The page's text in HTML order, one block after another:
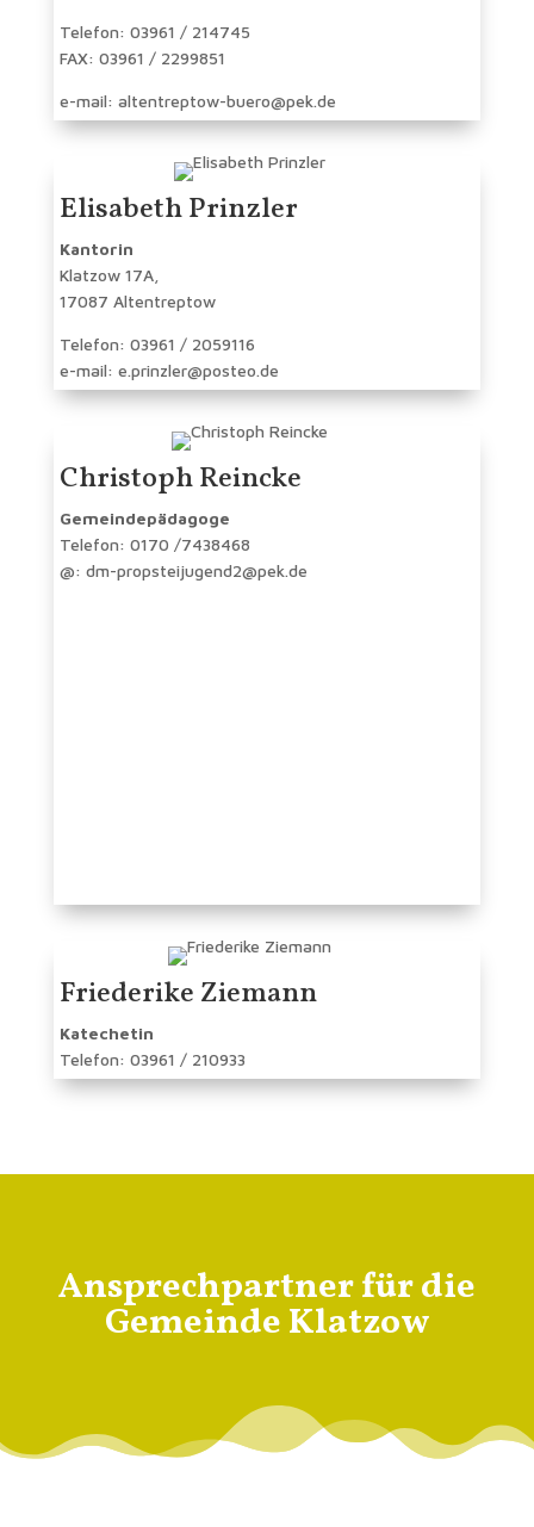
Telefon: 03961 / 214745
FAX: 03961 / 2299851
e-mail: altentreptow-buero@pek.de
Elisabeth Prinzler
Kantorin
Klatzow 17A,
17087 Altentreptow
Telefon: 03961 / 2059116
e-mail: e.prinzler@posteo.de
Christoph Reincke
Gemeindepädagoge
Telefon: 0170 /7438468
@: dm-propsteijugend2@pek.de
Friederike Ziemann
Katechetin
Telefon: 03961 / 210933
Ansprechpartner für die
Gemeinde Klatzow